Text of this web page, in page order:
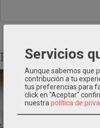
Productos
Servicios
Aunque sabemos que
contribución a tu
tus preferencias para
click en "Aceptar"
nuestrapolítica de